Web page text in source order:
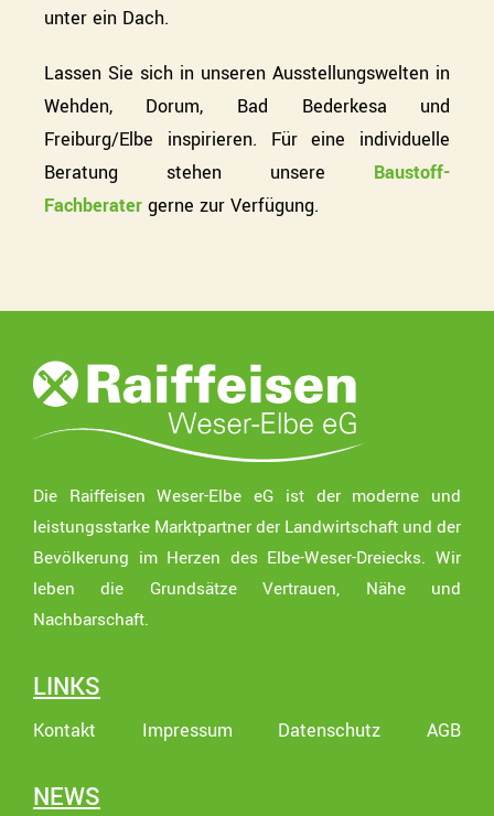
unter ein Dach.
Lassen Sie sich in unseren Ausstellungswelten in
Wehden, Dorum, Bad Bederkesa und
Freiburg/Elbe inspirieren. Für eine individuelle
Beratung stehen unsere Baustoff-
Fachberatergerne zur Verfügung.
Die Raiffeisen Weser-Elbe eG ist der moderne und
leistungsstarke Marktpartner der Landwirtschaft und der
Bevölkerung im Herzen des Elbe-Weser-Dreiecks. Wir
leben die Grundsätze Vertrauen, Nähe und
Nachbarschaft.
LINKS
Kontakt Impressum Datenschutz AGB
NEWS